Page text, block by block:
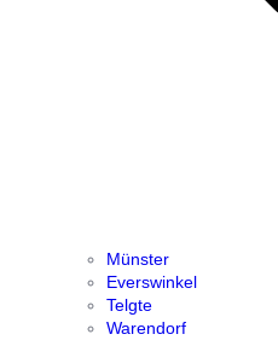
Münster
Everswinkel
Telgte
Warendorf